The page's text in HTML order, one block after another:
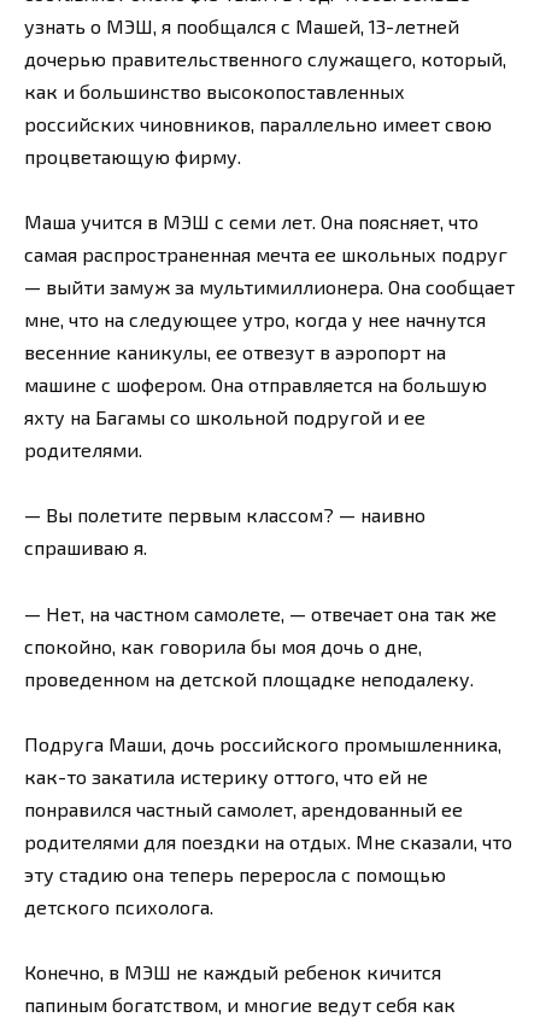
узнать о МЭШ, я пообщался с Машей, 13-летней
дочерью правительственного служащего, который,
как и большинство высокопоставленных
российских чиновников, параллельно имеет свою
процветающую фирму.
Маша учится в МЭШ с семи лет. Она поясняет, что
самая распространенная мечта ее школьных подруг
— выйти замуж за мультимиллионера. Она сообщает
мне, что на следующее утро, когда у нее начнутся
весенние каникулы, ее отвезут в аэропорт на
машине с шофером. Она отправляется на большую
яхту на Багамы со школьной подругой и ее
родителями.
— Вы полетите первым классом? — наивно
спрашиваю я.
— Нет, на частном самолете, — отвечает она так же
спокойно, как говорила бы моя дочь о дне,
проведенном на детской площадке неподалеку.
Подруга Маши, дочь российского промышленника,
как-то закатила истерику оттого, что ей не
понравился частный самолет, арендованный ее
родителями для поездки на отдых. Мне сказали, что
эту стадию она теперь переросла с помощью
детского психолога.
Конечно, в МЭШ не каждый ребенок кичится
папиным богатством, и многие ведут себя как